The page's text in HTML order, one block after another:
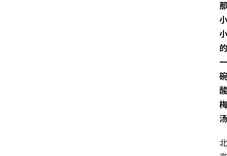
那
小
小
的
一
碗
酸
梅
汤
北